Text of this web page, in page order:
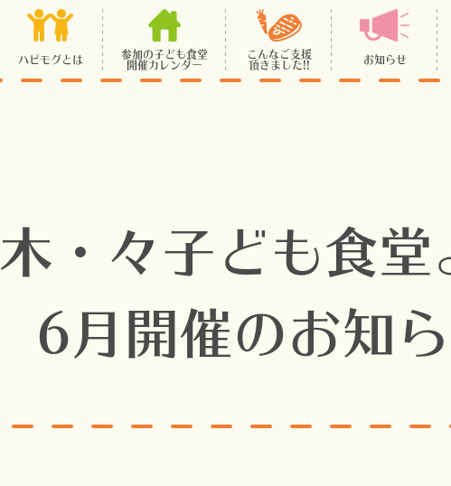
ハピモグとは
参加の子ども食堂
開催カレンダー
こんなご支援
頂きました!!
お知らせ
木・々子ども食堂
6月開催のお知